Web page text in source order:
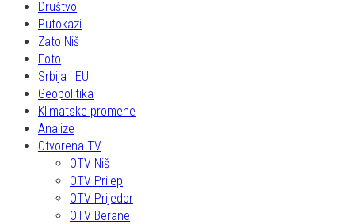
Društvo
Putokazi
Zato Niš
Foto
Srbija i EU
Geopolitika
Klimatske promene
Analize
Otvorena TV
OTV Niš
OTV Prilep
OTV Prijedor
OTV Berane